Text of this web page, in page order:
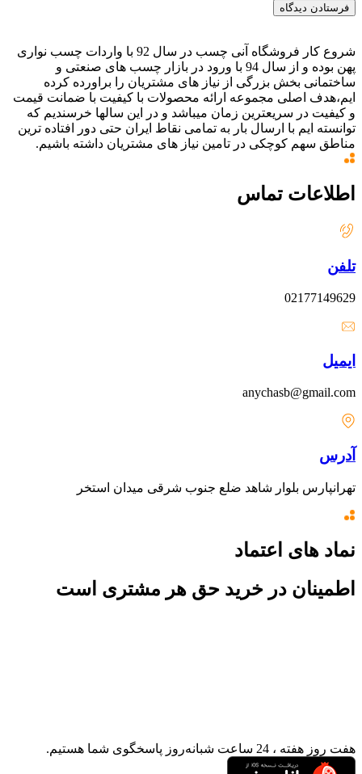
شروع کار فروشگاه آنی چسب در سال 92 با واردات چسب نواری
پهن بوده و از سال 94 با ورود در بازار چسب های صنعتی و
ساختمانی بخش بزرگی از نیاز های مشتریان را براورده کرده
ایم،هدف اصلی مجموعه ارائه محصولات با کیفیت با ضمانت قیمت
و کیفیت در سریعترین زمان میباشد و در این سالها خرسندیم که
توانسته ایم با ارسال بار به تمامی نقاط ایران حتی دور افتاده ترین
مناطق سهم کوچکی در تامین نیاز های مشتریان داشته باشیم.
اطلاعات تماس
تلفن
02177149629
ایمیل
anychasb@gmail.com
آدرس
تهرانپارس بلوار شاهد ضلع جنوب شرقی میدان استخر
نماد های اعتماد
اطمینان در خرید حق هر مشتری است
هفت روز هفته ، 24 ساعت شبانه‌روز پاسخگوی شما هستیم.